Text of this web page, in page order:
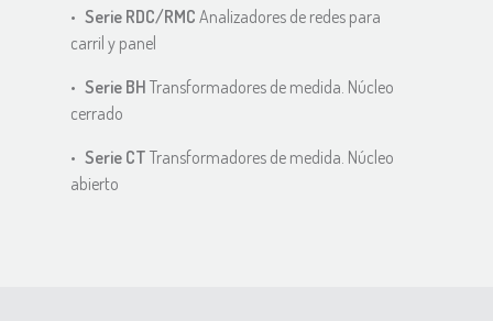
Serie RDC/RMC Analizadores de redes para
carril y panel
Serie BH Transformadores de medida. Núcleo
cerrado
Serie CT Transformadores de medida. Núcleo
abierto